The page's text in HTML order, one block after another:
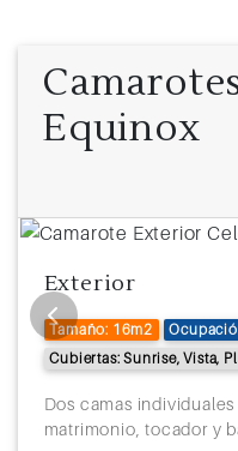
Equinox
Exterior
Tamaño: 16m2
Cubiertas: Sunrise, Vista,
Dos camas
matrimonio, tocador y